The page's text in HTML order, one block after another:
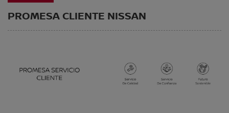
PROMESA CLIENTE NISSAN